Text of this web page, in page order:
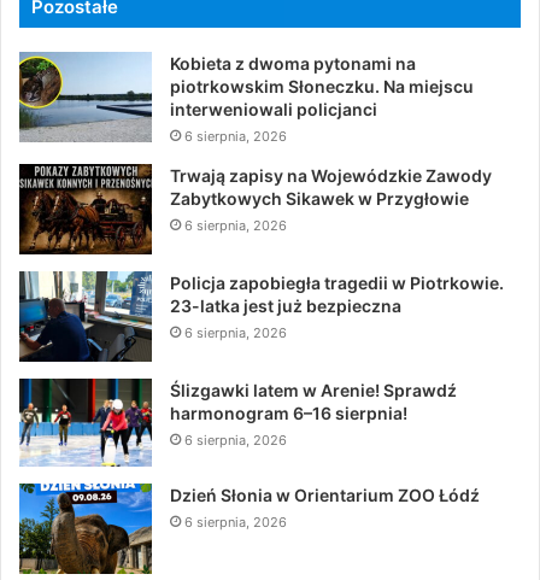
Pozostałe
Kobieta z dwoma pytonami na
piotrkowskim Słoneczku. Na miejscu
interweniowali policjanci
6 sierpnia, 2026
Trwają zapisy na Wojewódzkie Zawody
Zabytkowych Sikawek w Przygłowie
6 sierpnia, 2026
Policja zapobiegła tragedii w Piotrkowie.
23-latka jest już bezpieczna
6 sierpnia, 2026
Ślizgawki latem w Arenie! Sprawdź
harmonogram 6–16 sierpnia!
6 sierpnia, 2026
Dzień Słonia w Orientarium ZOO Łódź
6 sierpnia, 2026